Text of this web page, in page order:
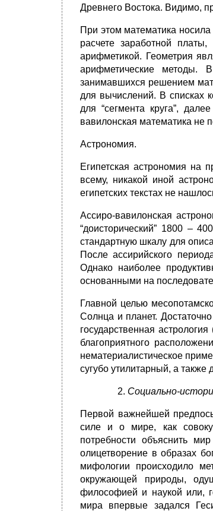
Древнего Востока. Видимо,
При этом математика
расчете заработной
арифметикой. Геометрия
арифметические методы.
занимавшихся решением
для вычислений. В списках
для “сегмента круга”,
вавилонская математика не
Астрономия.
Египетская астрономия на
всему, никакой иной
египетских текстах не
Ассиро-вавилонская
“доисторический” 1800 –
стандартную шкалу для
После ассирийского
Однако наиболее
основанными на
Главной целью
Солнца и планет.
государственная
благоприятного
нематериалистическое
сугубо утилитарный, а также
Социально-
Первой важнейшей
силе и о мире, как
потребности объяснить
олицетворение в образах
мифологии происходило
окружающей природы,
философией и наукой или,
мира впервые задался